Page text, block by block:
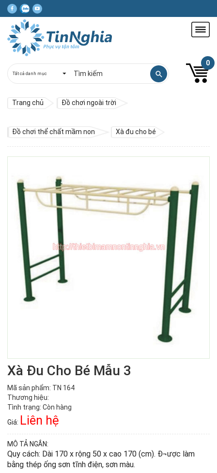
0
Trang chủ Đồ chơi ngoài trời
Đồ chơi thể chất mầm non Xà đu cho bé
Xà Đu Cho Bé Mẫu 3
Mã sản phẩm: TN 164
Thương hiệu:
Tình trạng: Còn hàng
Giá: Liên hệ
MÔ TẢ NGẮN:
Quy cách: Dài 170 x rộng 50 x cao 170 (cm). Đ¬ược làm
bằng thép ống sơn tĩnh điện, sơn màu.